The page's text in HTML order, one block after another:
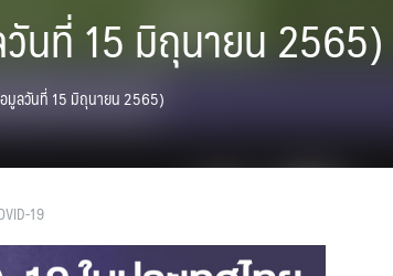
นที่ 15 มิถุนายน 2565)
มูลวันที่ 15 มิถุนายน 2565)
19